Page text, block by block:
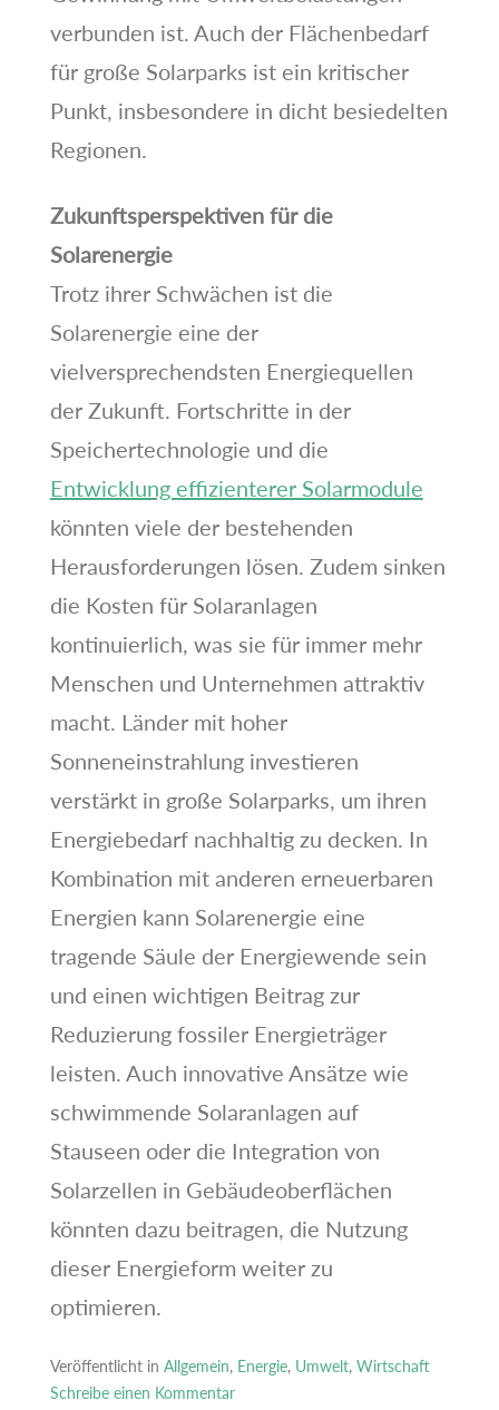
verbunden ist. Auch der Flächenbedarf
für große Solarparks ist ein kritischer
Punkt, insbesondere in dicht besiedelten
Regionen.
Zukunftsperspektiven für die
Solarenergie
Trotz ihrer Schwächen ist die
Solarenergie eine der
vielversprechendsten Energiequellen
der Zukunft. Fortschritte in der
Speichertechnologie und die
Entwicklung effizienterer Solarmodule
könnten viele der bestehenden
Herausforderungen lösen. Zudem sinken
die Kosten für Solaranlagen
kontinuierlich, was sie für immer mehr
Menschen und Unternehmen attraktiv
macht. Länder mit hoher
Sonneneinstrahlung investieren
verstärkt in große Solarparks, um ihren
Energiebedarf nachhaltig zu decken. In
Kombination mit anderen erneuerbaren
Energien kann Solarenergie eine
tragende Säule der Energiewende sein
und einen wichtigen Beitrag zur
Reduzierung fossiler Energieträger
leisten. Auch innovative Ansätze wie
schwimmende Solaranlagen auf
Stauseen oder die Integration von
Solarzellen in Gebäudeoberflächen
könnten dazu beitragen, die Nutzung
dieser Energieform weiter zu
optimieren.
Veröffentlicht in Allgemein, Energie, Umwelt, Wirtschaft
Schreibe einen Kommentar